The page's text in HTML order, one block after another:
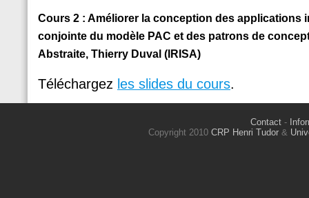
Cours 2 : Améliorer la conception des applications
conjointe du modèle PAC et des patrons de
Abstraite, Thierry Duval (IRISA)
Téléchargez les slides du cours.
Contact-
Copyright 2010 CRP Henri Tudor&